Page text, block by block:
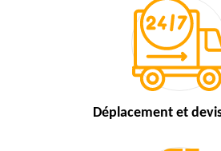
Déplacement et